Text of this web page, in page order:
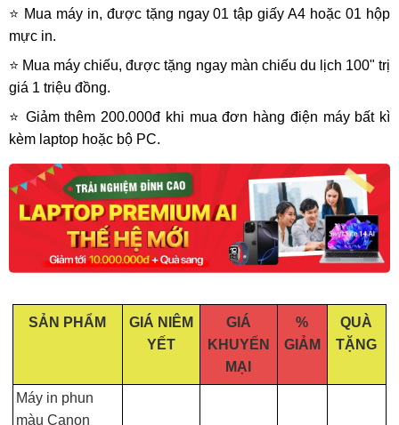
⭐ Mua máy in, được tặng ngay 01 tập giấy A4 hoặc 01 hộp
mực in.
⭐ Mua máy chiếu, được tặng ngay màn chiếu du lịch 100" trị
giá 1 triệu đồng.
⭐ Giảm thêm 200.000đ khi mua đơn hàng điện máy bất kì
kèm laptop hoặc bộ PC.
SẢN PHẨM
GIÁ NIÊM
YẾT
GIÁ
KHUYẾN
MẠI
%
GIẢM
QUÀ
TẶNG
Máy in phun
màu Canon